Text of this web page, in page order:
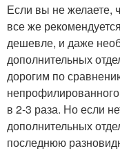
Если вы не желаете,
все же
дешевле, и даже
дополнительных
дорогим по
в 2-3 раза. Но если
дополнительных
последнюю